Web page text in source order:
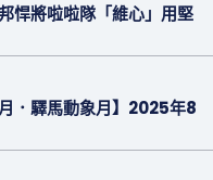
悍將啦啦隊「維心」用堅
．驛馬動象月】2025年8